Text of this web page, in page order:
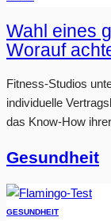
Wahl eines
Worauf
Fitness-Studios
individuelle
das Know-How
Gesundheit
GESUNDHEIT